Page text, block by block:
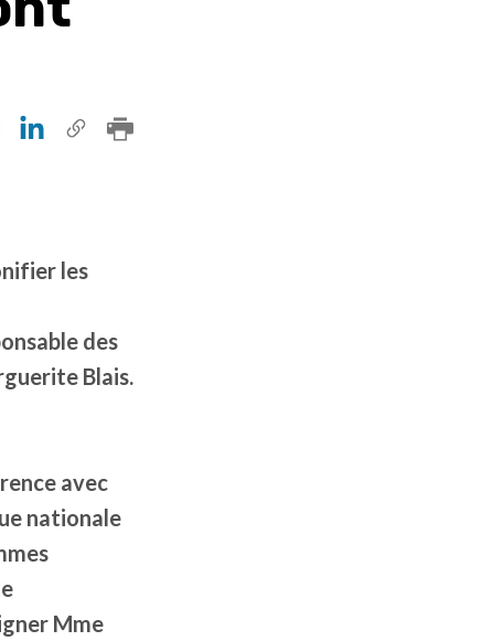
les
des
Blais.
avec
nationale
Mme